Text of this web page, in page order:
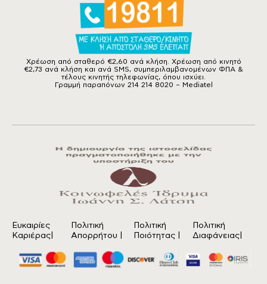
Χρέωση από σταθερό €2,60 ανά κλήση. Χρέωση από κινητό
€2,73 ανά κλήση και ανά SMS, συμπεριλαμβανομένων ΦΠΑ &
τέλους κινητής τηλεφωνίας, όπου ισχύει.
Γραμμή παραπόνων 214 214 8020 – Mediatel
Ευκαιρίες
Καριέρας|
Πολιτική
Απορρήτου
Πολιτική
Ποιότητας
Πολιτική
Διαφάνειας|